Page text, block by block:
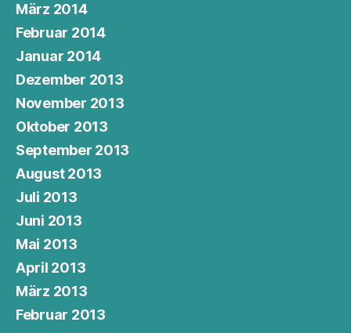
März 2014
Februar 2014
Januar 2014
Dezember 2013
November 2013
Oktober 2013
September 2013
August 2013
Juli 2013
Juni 2013
Mai 2013
April 2013
März 2013
Februar 2013